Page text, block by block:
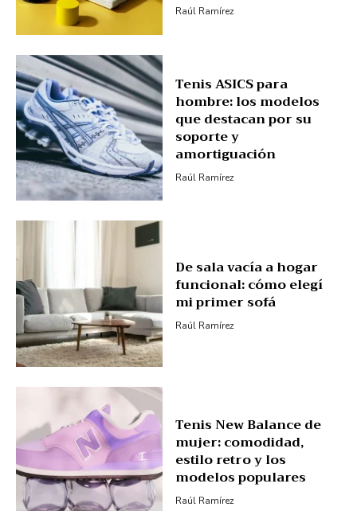
Raúl Ramírez
Tenis ASICS para
hombre: los modelos
que destacan por su
soporte y
amortiguación
Raúl Ramírez
De sala vacía a hogar
funcional: cómo elegí
mi primer sofá
Raúl Ramírez
Tenis New Balance de
mujer: comodidad,
estilo retro y los
modelos populares
Raúl Ramírez